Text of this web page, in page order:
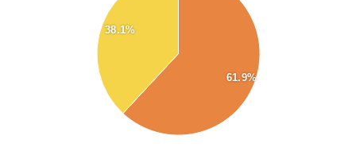
61.9%
38.1%